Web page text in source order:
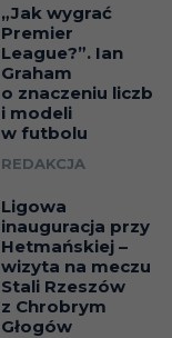
„Jak wygrać
Premier
League?”. Ian
Graham
o znaczeniu liczb
i modeli
w futbolu
REDAKCJA
Ligowa
inauguracja przy
Hetmańskiej –
wizyta na meczu
Stali Rzeszów
z Chrobrym
Głogów